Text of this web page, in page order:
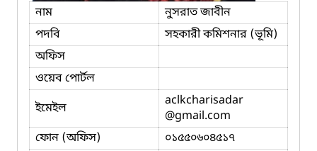
নাম
নুসরাত জাবীন
পদবি
সহকারী কমিশনার (ভূমি)
অফিস
ওয়েব পোর্টল
ইমেইল
aclkcharisadar
@gmail.com
ফোন (অফিস)
০১৫৫০৬০৪৫১৭